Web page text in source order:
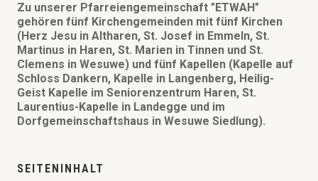
Zu unserer Pfarreiengemeinschaft "ETWAH"
gehören fünf Kirchengemeinden mit fünf Kirchen
(Herz Jesu in Altharen, St. Josef in Emmeln, St.
Martinus in Haren, St. Marien in Tinnen und St.
Clemens in Wesuwe) und fünf Kapellen (Kapelle auf
Schloss Dankern, Kapelle in Langenberg, Heilig-
Geist Kapelle im Seniorenzentrum Haren, St.
Laurentius-Kapelle in Landegge und im
Dorfgemeinschaftshaus in Wesuwe Siedlung).
SEITENINHALT